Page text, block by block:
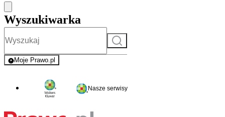
Wyszukiwarka
Szukaj
Moje Prawo.pl
- rejestracja i logowanie do serwisu
Nasze serwisy